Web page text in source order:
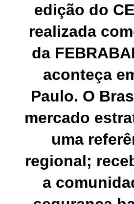
edição do
realizada
da
aconteça
Paulo. O
mercado
uma
regional;
a